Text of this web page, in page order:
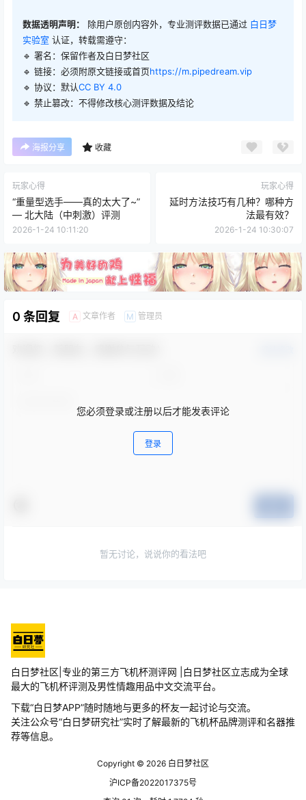
数据透明声明： 除用户原创内容外，专业测评数据已通过 白日梦
实验室 认证，转载需遵守：
🔹 署名：保留作者及白日梦社区
🔹 链接：必须附原文链接或首页https://m.pipedream.vip
🔹 协议：默认CC BY 4.0
🔹 禁止篡改：不得修改核心测评数据及结论
海报分享 收藏
玩家心得
“重量型选手——真的太大了~”
— 北大陆（中刺激）评测
2026-1-24 10:11:20
玩家心得
延时方法技巧有几种？哪种方
法最有效？
2026-1-24 10:30:07
0 条回复 A 文章作者 M 管理员
您必须登录或注册以后才能发表评论
登录
暂无讨论，说说你的看法吧
白日梦社区|专业的第三方飞机杯测评网 |白日梦社区立志成为全球
最大的飞机杯评测及男性情趣用品中文交流平台。
下载“白日梦APP”随时随地与更多的杯友一起讨论与交流。
关注公众号“白日梦研究社”实时了解最新的飞机杯品牌测评和名器推
荐等信息。
Copyright © 2026 白日梦社区
沪ICP备2022017375号